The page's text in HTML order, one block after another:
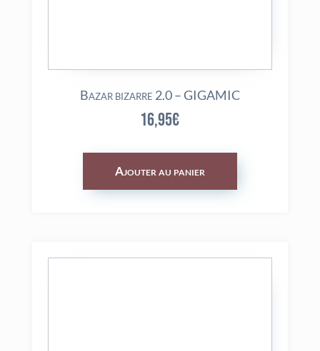
Bazar bizarre 2.0 – GIGAMIC
16,95€
Ajouter au panier